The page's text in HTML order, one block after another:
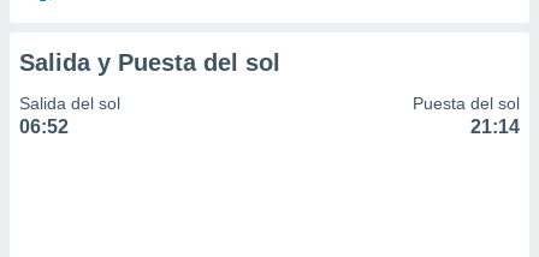
Salida y Puesta del sol
Salida del sol
06:52
Puesta del sol
21:14